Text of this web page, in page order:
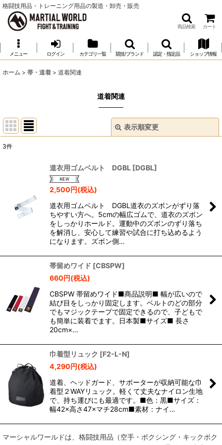
格闘技用品・トレーニング用品の製造・卸売・販売
商品検索 カート
メニュー ログイン カテゴリ一覧 競技/ブランド 認定・指定品 ショップ情報
ホーム > 帯・道着 > 道着関連
道着関連
表示順変更
絞り込む
3件
道衣用ゴムベルト DGBL [DGBL]
2,500円(税込)
道衣用ゴムベルト DGBL道衣のズボンがずり落
ちやすい方へ。5cmの幅広ゴムで、道衣のズボン
をしっかりホールド。運動中のズボンのずり落ち
を解消し、安心して練習や試合に打ち込めるよう
になります。ズボン側…
帯留めワイド [CBSPW]
660円(税込)
CBSPW 帯留めワイド■商品説明■ 幅が広いので
結び目をしっかり固定します。ベルトのどの部分
でもマジックテープで固定できるので、子どもで
も簡単に装着でます。日本製■サイズ■ 長さ
20cm×…
巾着型リュック [F2-L-N]
4,290円(税込)
道着、ヘッドガード、サポーターが収納可能な巾
着型２WAYリュック。軽くて丈夫なナイロン生地
で、持ち運びにも最適です。■色：黒■サイズ：
幅42×高さ47×マチ28cm■素材：ナイ…
マーシャルワールドは、格闘技用品（空手・ボクシング・キックボク